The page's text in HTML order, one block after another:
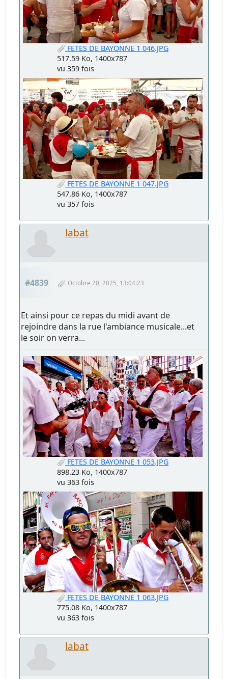
FETES DE BAYONNE 1 046.JPG
517.59 Ko, 1400x787
vu 359 fois
FETES DE BAYONNE 1 047.JPG
547.86 Ko, 1400x787
vu 357 fois
labat
#4839 Octobre 20, 2025, 13:04:23
Et ainsi pour ce repas du midi avant de
rejoindre dans la rue l'ambiance musicale...et
le soir on verra...
FETES DE BAYONNE 1 053.JPG
898.23 Ko, 1400x787
vu 363 fois
FETES DE BAYONNE 1 063.JPG
775.08 Ko, 1400x787
vu 363 fois
labat